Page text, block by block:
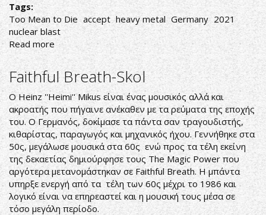
Tags:
Too Mean to Die accept heavy metal Germany 2021
nuclear blast
Read more about
Accept-
Too
Mean
to
Die
Faithful Breath-Skol
O Heinz ''Heimi'' Mikus είναι ένας μουσικός αλλά και
ακροατής που πήγαινε ανέκαθεν με τα ρεύματα της εποχής
του. Ο Γερμανός, δοκίμασε τα πάντα σαν τραγουδιστής,
κιθαρίστας, παραγωγός και μηχανικός ήχου. Γεννήθηκε στα
50ς, μεγάλωσε μουσικά στα 60ς ενώ προς τα τέλη εκείνη
της δεκαετίας δημιούρφησε τους The Magic Power που
αργότερα μετανομάστηκαν σε Faithful Breath. Η μπάντα
υπηρξε ενεργή από τα τέλη των 60ς μέχρι το 1986 και
λογικό είναι να επηρεαστεί και η μουσική τους μέσα σε
τόσο μεγάλη περίοδο.